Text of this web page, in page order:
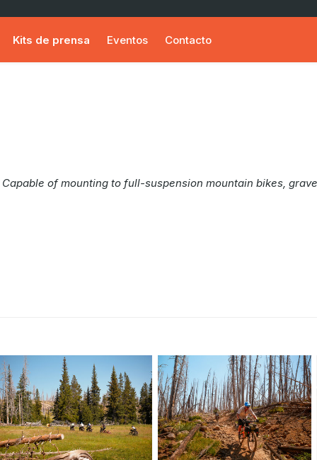
Kits de prensa Eventos Contacto
of mounting to full-suspension mountain bikes,